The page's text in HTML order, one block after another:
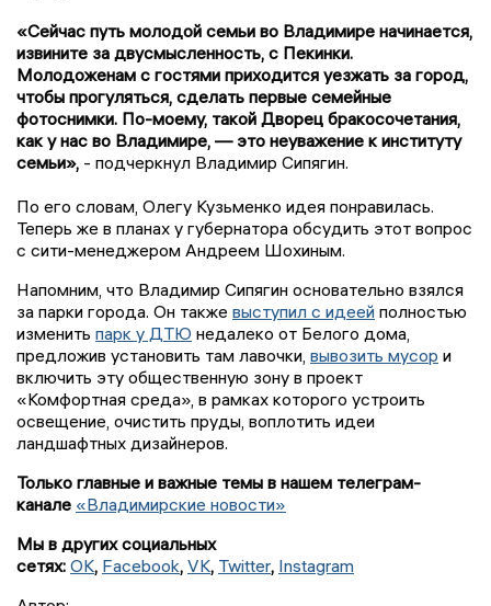
«Сейчас путь молодой семьи во Владимире начинается,
извините за двусмысленность, с Пекинки.
Молодоженам с гостями приходится уезжать за город,
чтобы прогуляться, сделать первые семейные
фотоснимки. По-моему, такой Дворец бракосочетания,
как у нас во Владимире, — это неуважение к институту
семьи», - подчеркнул Владимир Сипягин.
По его словам, Олегу Кузьменко идея понравилась.
Теперь же в планах у губернатора обсудить этот вопрос
с сити-менеджером Андреем Шохиным.
Напомним, что Владимир Сипягин основательно взялся
за парки города. Он также выступил с идеей полностью
изменить парк у ДТЮ недалеко от Белого дома,
предложив установить там лавочки, вывозить мусор и
включить эту общественную зону в проект
«Комфортная среда», в рамках которого устроить
освещение, очистить пруды, воплотить идеи
ландшафтных дизайнеров.
Только главные и важные темы в нашем телеграм-
канале «Владимирские новости»
Мы в других социальных
сетях: OK, Facebook, VK, Twitter, Instagram